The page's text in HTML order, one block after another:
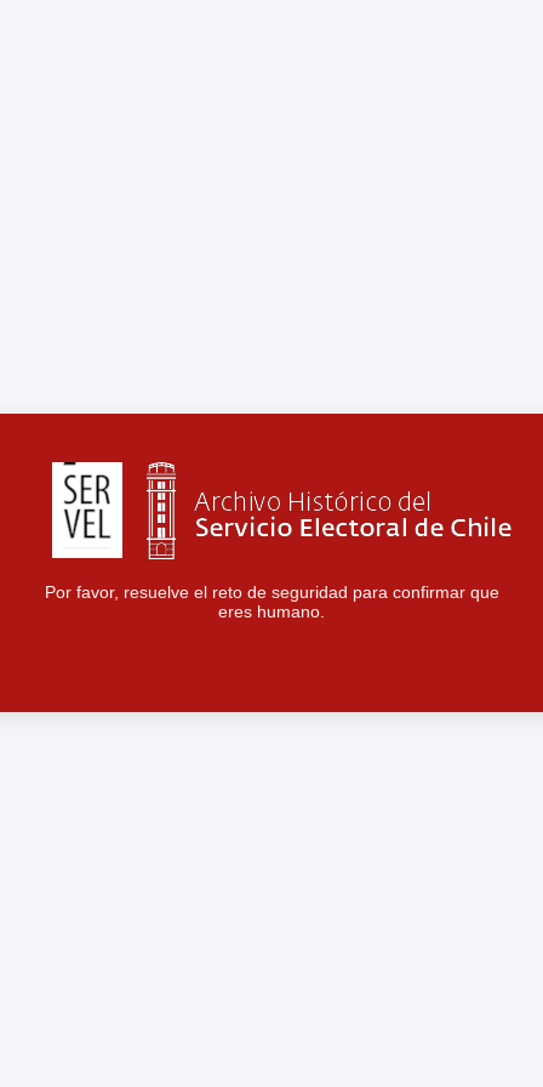
Por favor, resuelve el reto de seguridad para confirmar que
eres humano.